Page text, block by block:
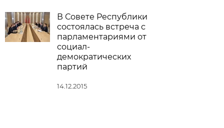
В Совете Республики
состоялась встреча с
парламентариями от
социал-
демократических
партий
14.12.2015